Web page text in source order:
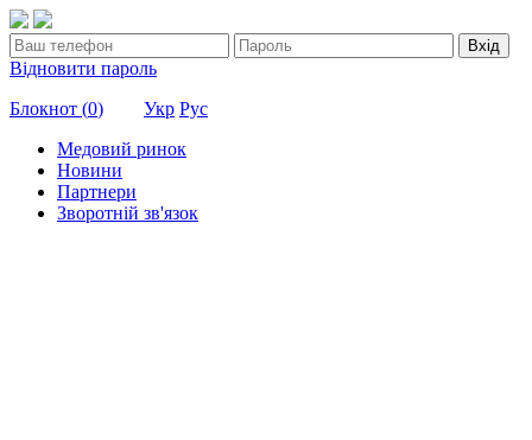
Вхід
Відновити пароль
Блокнот (0) Укр Рус
Медовий ринок
Новини
Партнери
Зворотній зв'язок